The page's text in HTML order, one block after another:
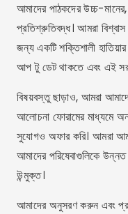
আমাদের পাঠকদের উচ্চ-
প্রতিশ্রুতিবদ্ধ। আমরা
জন্য একটি শক্তিশালী
আপ টু ডেট থাকতে এবং এই
বিষয়বস্তু ছাড়াও, আমরা
আলোচনা ফোরামের মাধ্যমে
সুযোগও অফার করি। আমরা
আমাদের পরিষেবাগুলিকে উন্নত
উন্মুক্ত।
আমাদের অনুসরণ করুন এবং